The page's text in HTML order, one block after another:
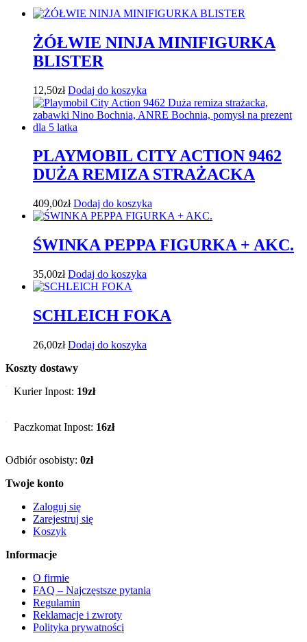
ŻÓŁWIE NINJA MINIFIGURKA
BLISTER
12,50zł Dodaj do koszyka
PLAYMOBIL CITY ACTION 9462
DUŻA REMIZA STRAŻACKA
409,00zł Dodaj do koszyka
ŚWINKA PEPPA FIGURKA + AKC.
35,00zł Dodaj do koszyka
SCHLEICH FOKA
26,00zł Dodaj do koszyka
Koszty dostawy
Kurier Inpost: 19zł
Paczkomat Inpost: 16zł
Odbiór osobisty: 0zł
Twoje konto
Zaloguj się
Zarejestruj się
Koszyk
Informacje
O firmie
FAQ – Najczęstsze pytania
Regulamin
Reklamacje i zwroty
Polityka prywatności